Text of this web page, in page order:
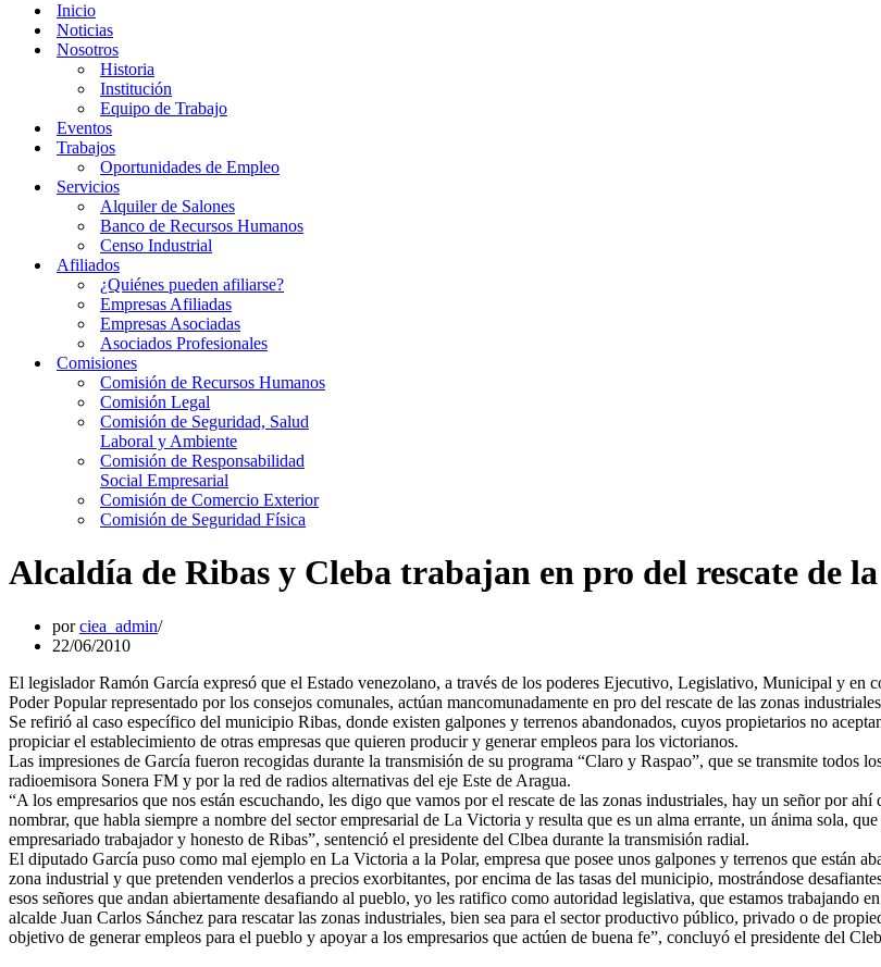
Inicio
Noticias
Nosotros
Historia
Institución
Equipo de Trabajo
Eventos
Trabajos
Oportunidades de Empleo
Servicios
Alquiler de Salones
Banco de Recursos Humanos
Censo Industrial
Afiliados
¿Quiénes pueden afiliarse?
Empresas Afiliadas
Empresas Asociadas
Asociados Profesionales
Comisiones
Comisión de Recursos Humanos
Comisión Legal
Comisión de Seguridad, Salud
Laboral y Ambiente
Comisión de Responsabilidad
Social Empresarial
Comisión de Comercio Exterior
Comisión de Seguridad Física
Alcaldía de Ribas y Cleba trabajan en pro del rescate de
porciea_admin
22/06/2010
El legislador Ramón García expresó que el Estado venezolano, a través de los poderes Ejecutivo, Legislativo, Municipal y en
Poder Popular representado por los consejos comunales, actúan mancomunadamente en pro del rescate de las zonas
Se refirió al caso específico del municipio Ribas, donde existen galpones y terrenos abandonados, cuyos propietarios no
propiciar el establecimiento de otras empresas que quieren producir y generar empleos para los victorianos.
Las impresiones de García fueron recogidas durante la transmisión de su programa “Claro y Raspao”, que se transmite todos
radioemisora Sonera FM y por la red de radios alternativas del eje Este de Aragua.
“A los empresarios que nos están escuchando, les digo que vamos por el rescate de las zonas industriales, hay un señor por ahí
nombrar, que habla siempre a nombre del sector empresarial de La Victoria y resulta que es un alma errante, un ánima sola, que
empresariado trabajador y honesto de Ribas”, sentenció el presidente del Clbea durante la transmisión radial.
El diputado García puso como mal ejemplo en La Victoria a la Polar, empresa que posee unos galpones y terrenos que están
zona industrial y que pretenden venderlos a precios exorbitantes, por encima de las tasas del municipio, mostrándose
esos señores que andan abiertamente desafiando al pueblo, yo les ratifico como autoridad legislativa, que estamos trabajando
alcalde Juan Carlos Sánchez para rescatar las zonas industriales, bien sea para el sector productivo público, privado o de
objetivo de generar empleos para el pueblo y apoyar a los empresarios que actúen de buena fe”, concluyó el presidente del